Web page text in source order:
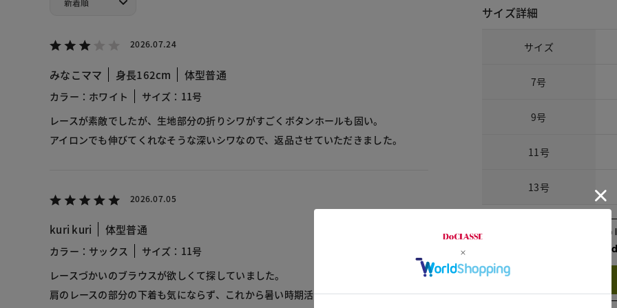
2026.07.24
みなこママ 身長162cm 体型普通
カラー：ホワイト
サイズ：11号
レースが素敵でしたが、生地部分の折りシワがすごくボタンホールも固い。
アイロンでも伸びてくれなそうな深いシワなので、返品させていただきました。
2026.07.05
kuri kuri 体型普通
カラー：サックス
サイズ：11号
レースづかいのブラウスが欲しくて探していました。
肩のレースの部分の下着も気にならず、これから暑い時期活躍しそうです。
サイズ詳細
サイズ
7号
9号
11号
13号
Check the